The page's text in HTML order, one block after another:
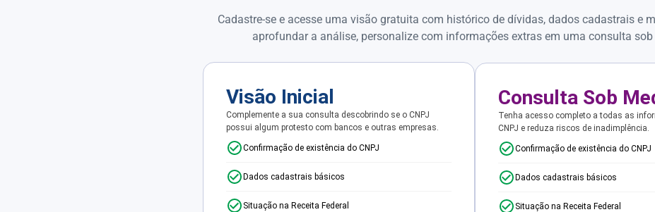
Cadastre-se e acesse uma visão gratuita com histórico de dívidas, dados cadastrais e
aprofundar a análise, personalize com informações extras em uma consulta
Visão Inicial
Complemente a sua consulta descobrindo se o CNPJ
possui algum protesto com bancos e outras empresas.
Confirmação de existência do CNPJ
Dados cadastrais básicos
Situação na Receita Federal
Consulta Sob
Tenha acesso completo a todas as
CNPJ e reduza riscos de inadimplência.
Confirmação de existência do CNPJ
Dados cadastrais básicos
Situação na Receita Federal